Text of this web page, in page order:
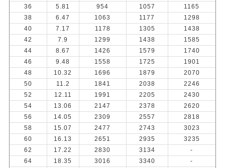
36
5.81 954 1057
1165
38
6.47 1063 1177
1298
40
7.17 1178 1305
1438
42
7.9 1299 1438
1585
44
8.67 1426 1579
1740
46
9.48 1558 1725
1901
48
10.32 1696 1879
2070
50
11.2 1841 2038
2246
52
12.11 1991 2205
2430
54
13.06 2147 2378
2620
56
14.05 2309 2557
2818
58
15.07 2477 2743
3023
60
16.13 2651 2935
3235
62
17.22 2830 3134
-
64
18.35 3016 3340
-